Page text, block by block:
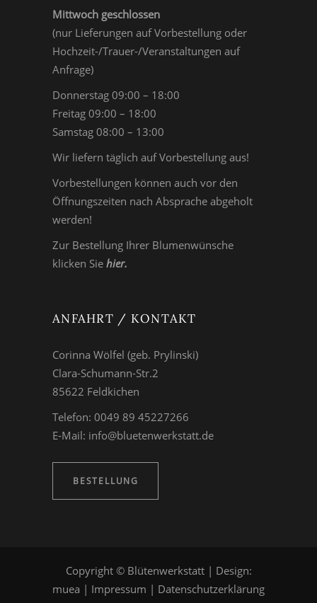
Mittwoch geschlossen
(nur Lieferungen auf Vorbestellung oder
Hochzeit-/Trauer-/Veranstaltungen auf
Anfrage)
Donnerstag 09:00 – 18:00
Freitag 09:00 – 18:00
Samstag 08:00 – 13:00
Wir liefern täglich auf Vorbestellung aus!
Vorbestellungen können auch vor den
Öffnungszeiten nach Absprache abgeholt
werden!
Zur Bestellung Ihrer Blumenwünsche
klicken Sie hier.
ANFAHRT / KONTAKT
Corinna Wölfel (geb. Prylinski)
Clara-Schumann-Str.2
85622 Feldkichen
Telefon: 0049 89 45227266
E-Mail: info@bluetenwerkstatt.de
BESTELLUNG
Copyright © Blütenwerkstatt | Design:
muea | Impressum | Datenschutzerklärung